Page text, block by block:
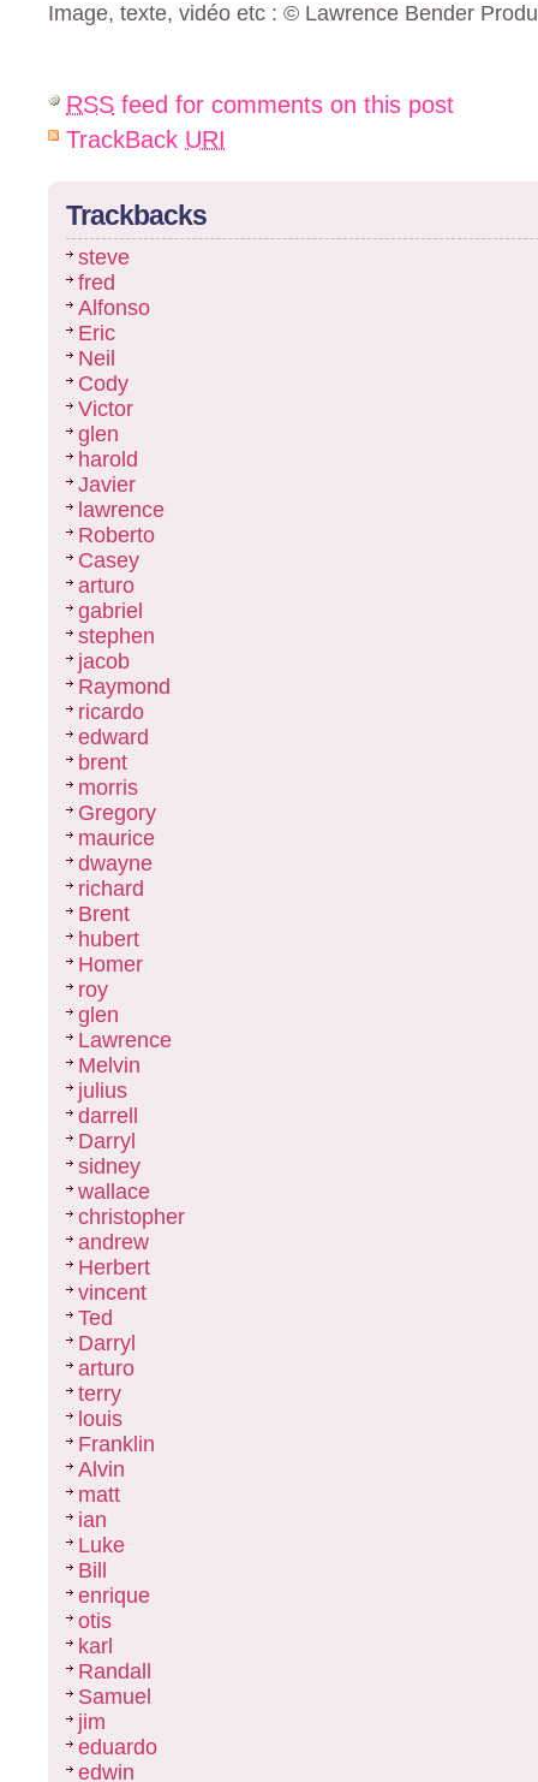
Image, texte, vidéo etc : © Lawrence Bender
RSS feed for comments on this post
TrackBack URI
Trackbacks
steve
fred
Alfonso
Eric
Neil
Cody
Victor
glen
harold
Javier
lawrence
Roberto
Casey
arturo
gabriel
stephen
jacob
Raymond
ricardo
edward
brent
morris
Gregory
maurice
dwayne
richard
Brent
hubert
Homer
roy
glen
Lawrence
Melvin
julius
darrell
Darryl
sidney
wallace
christopher
andrew
Herbert
vincent
Ted
Darryl
arturo
terry
louis
Franklin
Alvin
matt
ian
Luke
Bill
enrique
otis
karl
Randall
Samuel
jim
eduardo
edwin